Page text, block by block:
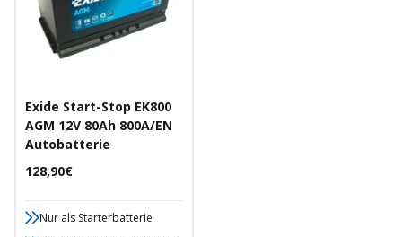
Exide Start-Stop EK800
AGM 12V 80Ah 800A/EN
Autobatterie
Angebotspreis
128,90€
Nur als Starterbatterie